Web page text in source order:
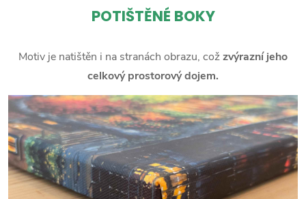
POTIŠTĚNÉ BOKY
Motiv je natištěn i na stranách obrazu, cožzvýrazní jeho
celkový prostorový dojem.